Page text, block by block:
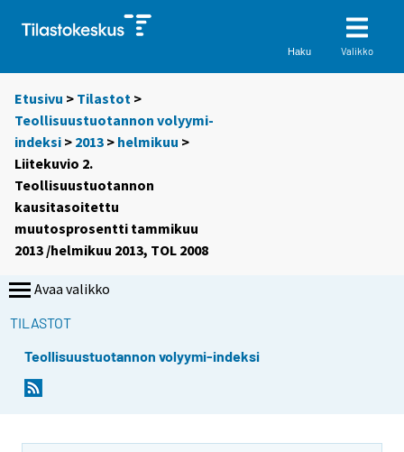
Haku Valikko
Etusivu > Tilastot >
Teollisuustuotannon volyymi-
indeksi > 2013 > helmikuu >
Liitekuvio 2.
Teollisuustuotannon
kausitasoitettu
muutosprosentti tammikuu
2013 /helmikuu 2013, TOL 2008
Avaa valikko
TILASTOT
Teollisuustuotannon volyymi-indeksi